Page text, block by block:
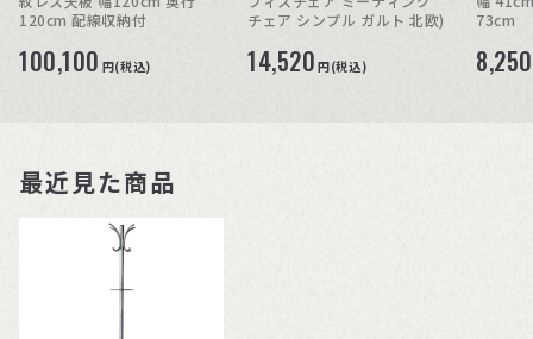
120cm 配線収納付
100,100 円(税込)
チェア シンプル ガルト 北欧)
14,520 円(税込)
73cm
8,250
最近見た商品